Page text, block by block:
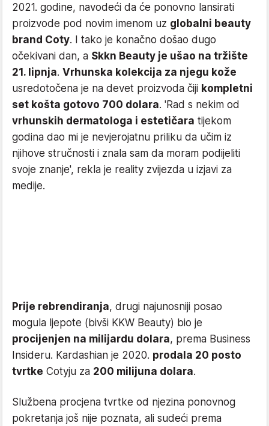
2021. godine, navodeći da će ponovno lansirati
proizvode pod novim imenom uz globalni beauty
brand Coty. I tako je konačno došao dugo
očekivani dan, a Skkn Beauty je ušao na tržište
21. lipnja. Vrhunska kolekcija za njegu kože
usredotočena je na devet proizvoda čiji kompletni
set košta gotovo 700 dolara. 'Rad s nekim od
vrhunskih dermatologa i estetičara tijekom
godina dao mi je nevjerojatnu priliku da učim iz
njihove stručnosti i znala sam da moram podijeliti
svoje znanje', rekla je reality zvijezda u izjavi za
medije.
Prije rebrendiranja, drugi najunosniji posao
mogula ljepote (bivši KKW Beauty) bio je
procijenjen na milijardu dolara, prema Business
Insideru. Kardashian je 2020. prodala 20 posto
tvrtke Cotyju za 200 milijuna dolara.
Službena procjena tvrtke od njezina ponovnog
pokretanja još nije poznata, ali sudeći prema